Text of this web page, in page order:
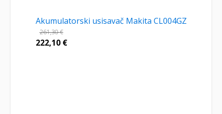
Akumulatorski usisavač Makita CL004GZ
261,30€
222,10 €